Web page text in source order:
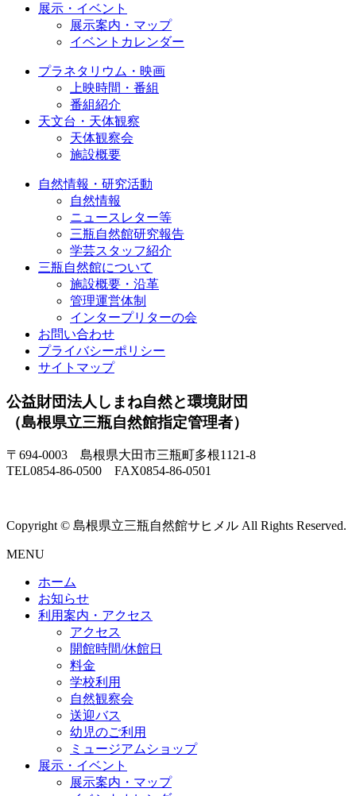
展示・イベント
展示案内・マップ
イベントカレンダー
プラネタリウム・映画
上映時間・番組
番組紹介
天文台・天体観察
天体観察会
施設概要
自然情報・研究活動
自然情報
ニュースレター等
三瓶自然館研究報告
学芸スタッフ紹介
三瓶自然館について
施設概要・沿革
管理運営体制
インタープリターの会
お問い合わせ
プライバシーポリシー
サイトマップ
公益財団法人しまね自然と環境財団
（島根県立三瓶自然館指定管理者）
〒694-0003 島根県大田市三瓶町多根1121-8
TEL0854-86-0500 FAX0854-86-0501
Copyright © 島根県立三瓶自然館サヒメル All Rights Reserved.
MENU
ホーム
お知らせ
利用案内・アクセス
アクセス
開館時間/休館日
料金
学校利用
自然観察会
送迎バス
幼児のご利用
ミュージアムショップ
展示・イベント
展示案内・マップ